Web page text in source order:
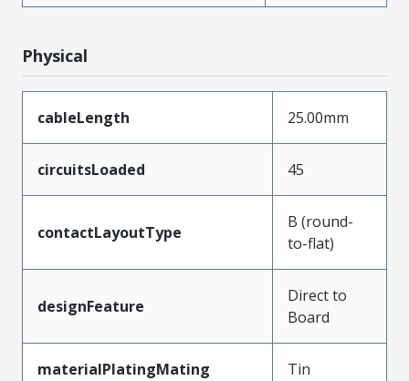
Physical
cableLength 25.00mm
circuitsLoaded 45
contactLayoutType
B (round-
to-flat)
designFeature
Direct to
Board
materialPlatingMating Tin